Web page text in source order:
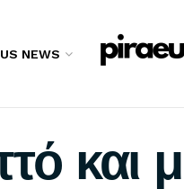
NEWS
και